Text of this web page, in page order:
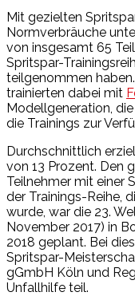
Mit gezielten
Normverbräuche
von insgesamt 65
Spritspar-
teilgenommen
trainierten dabei mit
Modellgeneration,
die Trainings zur
Durchschnittlich
von 13 Prozent. Den
Teilnehmer mit einer
der Trainings-Reihe,
wurde, war die 23.
November 2017) in
2018 geplant. Bei
Spritspar-
gGmbH Köln und
Unfallhilfe teil.